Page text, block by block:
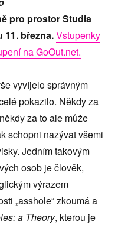
pro prostor Studia
11. března.Vstupenky
na GoOut.net.
vyvíjelo správným
pokazilo. Někdy za
za to ale může
schopni nazývat všemi
Jedním takovým
osob je člověk,
výrazem
„asshole“ zkoumá a
a Theory, kterou je